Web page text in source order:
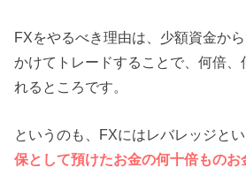
FXをやるべき理由は、少額資金か
かけてトレードすることで、何倍
れるところです。
というのも、FXにはレバレッジと
保として預けたお金の何十倍もの